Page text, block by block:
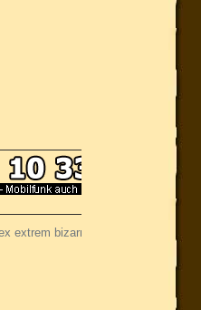
extrem bizarr.